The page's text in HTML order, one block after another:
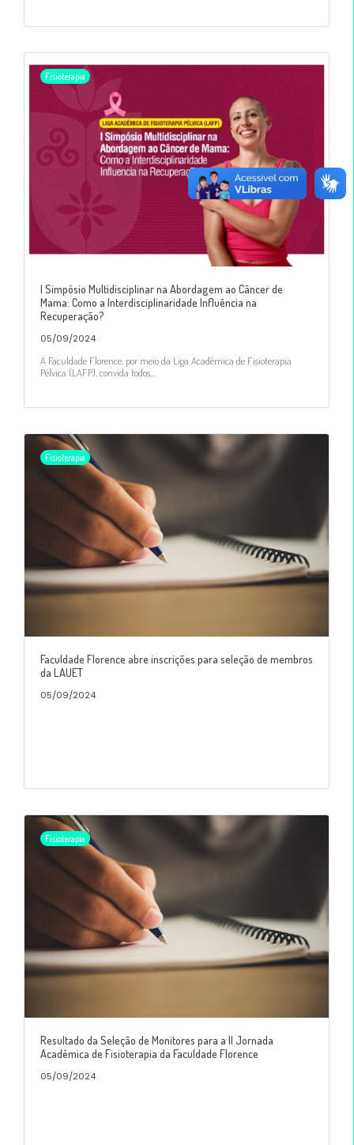
Fisioterapia
I Simpósio Multidisciplinar na Abordagem ao Câncer de
Mama: Como a Interdisciplinaridade Influência na
Recuperação?
05/09/2024
A Faculdade Florence, por meio da Liga Acadêmica de Fisioterapia
Pélvica (LAFP), convida todos...
Fisioterapia
Faculdade Florence abre inscrições para seleção de membros
da LAUET
05/09/2024
Fisioterapia
Resultado da Seleção de Monitores para a II Jornada
Acadêmica de Fisioterapia da Faculdade Florence
05/09/2024